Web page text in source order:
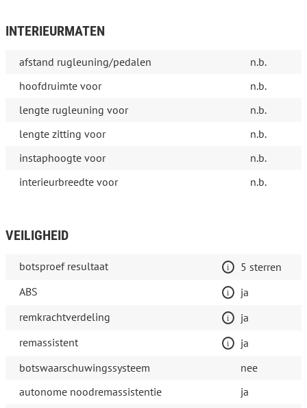
INTERIEURMATEN
afstand rugleuning/pedalen
n.b.
hoofdruimte voor
n.b.
lengte rugleuning voor
n.b.
lengte zitting voor
n.b.
instaphoogte voor
n.b.
interieurbreedte voor
n.b.
VEILIGHEID
botsproef resultaat
5 sterren
ABS
ja
remkrachtverdeling
ja
remassistent
ja
botswaarschuwingssysteem
nee
autonome noodremassistentie
ja